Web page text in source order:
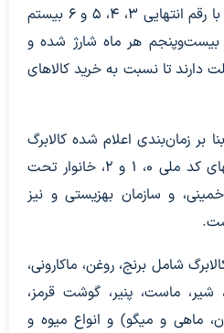
۲ پانزدهم، دارندگان کد ملی با رقم انتهایی ۳، ۴، ۵ و ۶ بیستم
۷، ۸ و ۹ از بیست‌وپنجم هر ماه شارژ شده و
دارند تا نسبت به خرید کالاهای
امروز دوشنبه ۱۵ تیر ۱۴۰۵ بنا بر زمان‌بندی اعلام شده کالابرگ
سرپرستان خانوار با رقم انتهای کد ملی ۰، ۱ و ۲، خانوار تحت
و سازمان بهزیستی و نیز
شامل برنج، روغن، ماکارونی،
شیر، ماست، پنیر، گوشت قرمز،
ماهی و میگو) و انواع میوه و